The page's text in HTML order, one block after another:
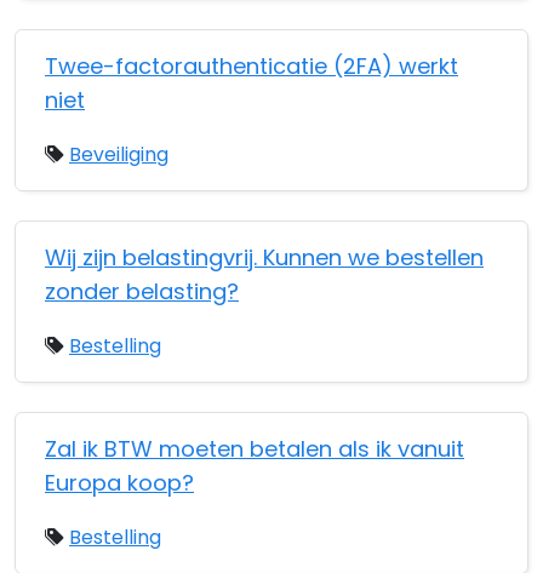
Twee-factorauthenticatie (2FA) werkt
niet
Beveiliging
Wij zijn belastingvrij. Kunnen we bestellen
zonder belasting?
Bestelling
Zal ik BTW moeten betalen als ik vanuit
Europa koop?
Bestelling